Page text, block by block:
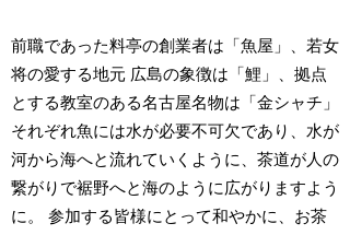
前職であった料亭の創業者は「魚屋」、若女
将の愛する地元 広島の象徴は「鯉」、拠点
とする教室のある名古屋名物は「金シャチ」
それぞれ魚には水が必要不可欠であり、水が
河から海へと流れていくように、茶道が人の
繋がりで裾野へと海のように広がりますよう
に。 参加する皆様にとって和やかに、お茶